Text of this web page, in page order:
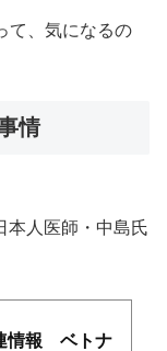
て、気になるの
情
本人医師・中島氏
情報 ベトナ